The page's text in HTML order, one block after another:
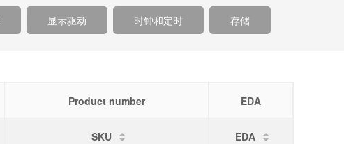
显示驱动 时钟和定时 存储
Product number EDA
SKU EDA